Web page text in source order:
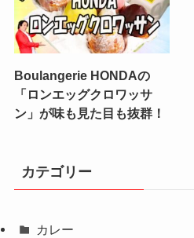
Boulangerie HONDAの
「ロンエッグクロワッサ
ン」が味も見た目も抜群！
カテゴリー
カレー